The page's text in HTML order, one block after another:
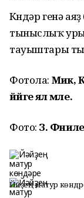
Көндәр генә
тыныслыҡ
тауыштары
Фотола:
йәйге ял мәле.
Фото: З.
Йәйҙең матур